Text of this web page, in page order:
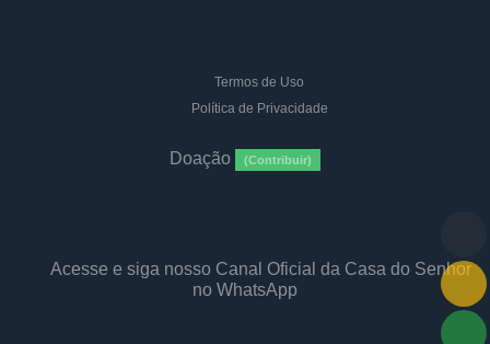
Termos de Uso
Política de Privacidade
Doação (Contribuir)
Acesse e siga nosso Canal Oficial da Casa do Senhor
no WhatsApp